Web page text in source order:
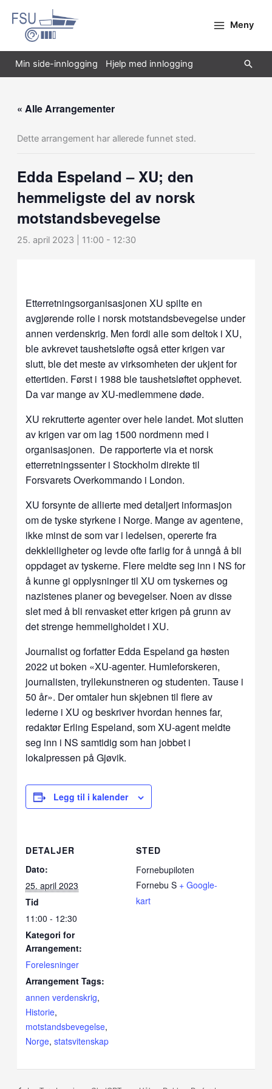
rett
innholdet
Meny
Min side-innlogging Hjelp med innlogging Søk
« Alle Arrangementer
Dette arrangement har allerede funnet sted.
Edda Espeland – XU; den
hemmeligste del av norsk
motstandsbevegelse
25. april 2023 | 11:00 - 12:30
Etterretningsorganisasjonen XU spilte en
avgjørende rolle i norsk motstandsbevegelse under
annen verdenskrig. Men fordi alle som deltok i XU,
ble avkrevet taushetsløfte også etter krigen var
slutt, ble det meste av virksomheten der ukjent for
ettertiden. Først i 1988 ble taushetsløftet opphevet.
Da var mange av XU-medlemmene døde.
XU rekrutterte agenter over hele landet. Mot slutten
av krigen var om lag 1500 nordmenn med i
organisasjonen. De rapporterte via et norsk
etterretningssenter i Stockholm direkte til
Forsvarets Overkommando i London.
XU forsynte de allierte med detaljert informasjon
om de tyske styrkene i Norge. Mange av agentene,
ikke minst de som var i ledelsen, opererte fra
dekkleiligheter og levde ofte farlig for å unngå å bli
oppdaget av tyskerne. Flere meldte seg inn i NS for
å kunne gi opplysninger til XU om tyskernes og
nazistenes planer og bevegelser. Noen av disse
slet med å bli renvasket etter krigen på grunn av
det strenge hemmeligholdet i XU.
Journalist og forfatter Edda Espeland ga høsten
2022 ut boken «XU-agenter. Humleforskeren,
journalisten, tryllekunstneren og studenten. Tause i
50 år». Der omtaler hun skjebnen til flere av
lederne i XU og beskriver hvordan hennes far,
redaktør Erling Espeland, som XU-agent meldte
seg inn i NS samtidig som han jobbet i
lokalpressen på Gjøvik.
Legg til i kalender
DETALJER
Dato:
25. april 2023
Tid
11:00 - 12:30
Kategori for
Arrangement:
Forelesninger
Arrangement Tags:
annen verdenskrig,
Historie,
motstandsbevegelse,
Norge,statsvitenskap
STED
Fornebupiloten
Fornebu S + Google-
kart